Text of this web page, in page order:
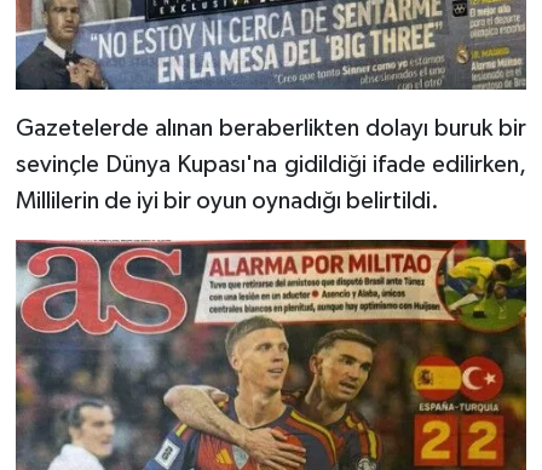
Gazetelerde alınan beraberlikten dolayı buruk bir
sevinçle Dünya Kupası'na gidildiği ifade edilirken,
Millilerin de iyi bir oyun oynadığı belirtildi.